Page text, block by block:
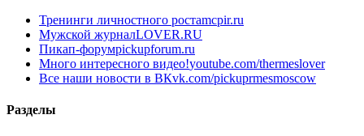
Тренинги личностного ростаmcpir.ru
Мужской журналLOVER.RU
Пикап-форумpickupforum.ru
Много интересного видео!youtube.com/thermeslover
Все наши новости в ВКvk.com/pickuprmesmoscow
Разделы